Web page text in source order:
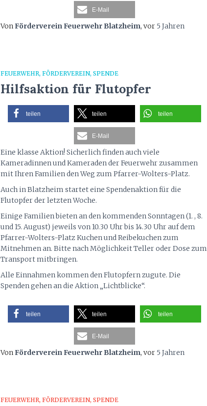
E-Mail
VonFörderverein Feuerwehr Blatzheim, vor 5 Jahren
FEUERWEHR FÖRDERVEREIN SPENDE
Hilfsaktion für Flutopfer
teilen teilen teilen
E-Mail
Eine klasse Aktion! Sicherlich finden auch viele
Kameradinnen und Kameraden der Feuerwehr zusammen
mit Ihren Familien den Weg zum Pfarrer-Wolters-Platz.
Auch in Blatzheim startet eine Spendenaktion für die
Flutopfer der letzten Woche.
Einige Familien bieten an den kommenden Sonntagen (1. , 8.
und 15. August) jeweils von 10.30 Uhr bis 14.30 Uhr auf dem
Pfarrer-Wolters-Platz Kuchen und Reibekuchen zum
Mitnehmen an. Bitte nach Möglichkeit Teller oder Dose zum
Transport mitbringen.
Alle Einnahmen kommen den Flutopfern zugute. Die
Spenden gehen an die Aktion „Lichtblicke“.
teilen teilen teilen
E-Mail
VonFörderverein Feuerwehr Blatzheim, vor 5 Jahren
FEUERWEHR FÖRDERVEREIN SPENDE